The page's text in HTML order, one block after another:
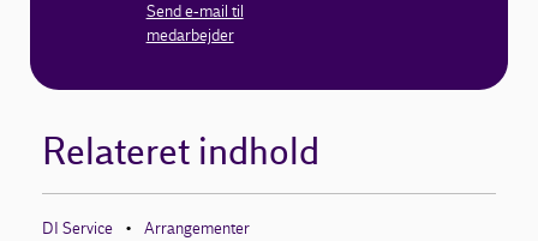
Send e-mail til
medarbejder
Relateret indhold
DI Service • Arrangementer